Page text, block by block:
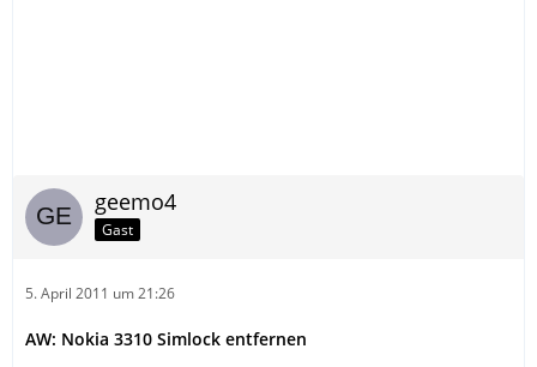
geemo4
Gast
5. April 2011 um 21:26
AW: Nokia 3310 Simlock entfernen